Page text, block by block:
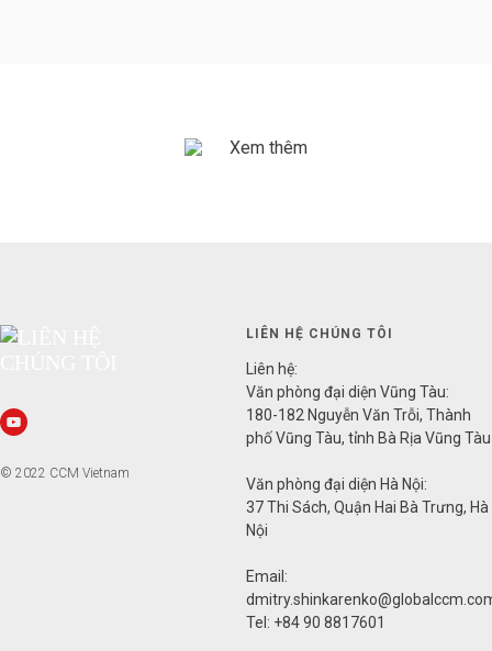
Xem thêm
© 2022 CCM Vietnam
LIÊN HỆ CHÚNG TÔI
Liên hệ:
Văn phòng đại diện Vũng Tàu:
180-182 Nguyễn Văn Trỗi, Thành
phố Vũng Tàu, tỉnh Bà Rịa Vũng Tàu
Văn phòng đại diện Hà Nội:
37 Thi Sách, Quận Hai Bà Trưng, Hà
Nội
Email:
dmitry.shinkarenko@globalccm.co
Tel: +84 90 8817601